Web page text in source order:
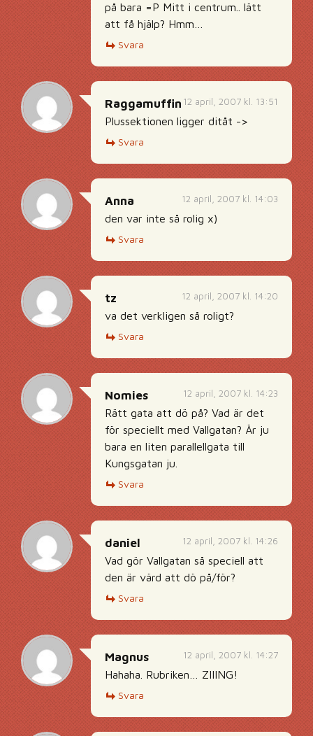
på bara =P Mitt i centrum.. lätt
att få hjälp? Hmm…
Svara
12 april, 2007 kl. 13:51
Raggamuffin
Plussektionen ligger ditåt ->
Svara
12 april, 2007 kl. 14:03
Anna
den var inte så rolig x)
Svara
12 april, 2007 kl. 14:20
tz
va det verkligen så roligt?
Svara
12 april, 2007 kl. 14:23
Nomies
Rätt gata att dö på? Vad är det
för speciellt med Vallgatan? Är ju
bara en liten parallellgata till
Kungsgatan ju.
Svara
12 april, 2007 kl. 14:26
daniel
Vad gör Vallgatan så speciell att
den är värd att dö på/för?
Svara
12 april, 2007 kl. 14:27
Magnus
Hahaha. Rubriken… ZIIING!
Svara